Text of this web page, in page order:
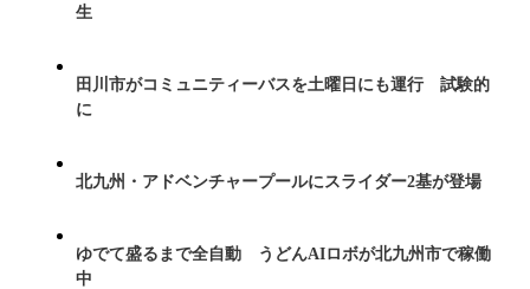
生
田川市がコミュニティーバスを土曜日にも運行 試験的
に
北九州・アドベンチャープールにスライダー2基が登場
ゆでて盛るまで全自動 うどんAIロボが北九州市で稼働
中